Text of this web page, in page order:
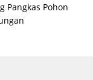
Pangkas Pohon